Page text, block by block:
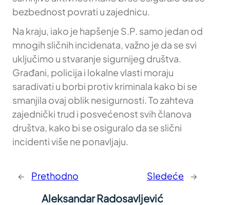
bezbednost povrati u zajednicu.
Na kraju, iako je hapšenje S.P. samo jedan od
mnogih sličnih incidenata, važno je da se svi
uključimo u stvaranje sigurnijeg društva.
Građani, policija i lokalne vlasti moraju
saradivati u borbi protiv kriminala kako bi se
smanjila ovaj oblik nesigurnosti. To zahteva
zajednički trud i posvećenost svih članova
društva, kako bi se osiguralo da se slični
incidenti više ne ponavljaju.
← Prethodno Sledeće →
Aleksandar Radosavljević